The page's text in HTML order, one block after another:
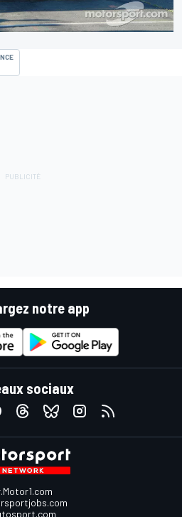
notre app
sociaux